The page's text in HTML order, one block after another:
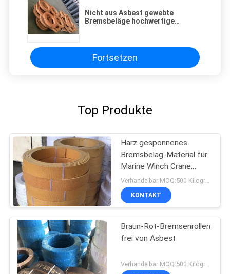
Nicht aus Asbest gewebte
Bremsbeläge hochwertige
Fortsetzen
Top Produkte
Harz gesponnenes
Bremsbelag-Material für
Marine Winch Crane
Hoist Tractor-Ölfeld
KONTAKT
Braun-Rot-Bremsenrollen
frei von Asbest